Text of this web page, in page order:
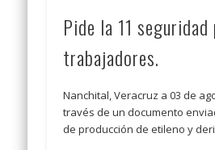
Pide la 11 seguridad
trabajadores.
Nanchital, Veracruz a 03 de
través de un documento
de producción de etileno y